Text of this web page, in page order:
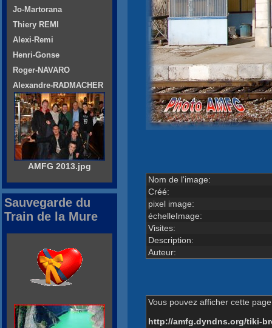
Nom de l'image:
Créé:
pixel image:
échelleImage:
Visites:
Description:
Auteur:
Vous pouvez afficher cette
http://amfg.dyndns.org/tiki-
Jo-Martorana
Thiery REMI
Alexi-Remi
Henri-Gonse
Roger-NAVARO
Alexandre-RADMACHER
AMFG 2013.jpg
Sauvegarde du
Train de la Mure